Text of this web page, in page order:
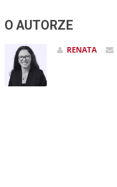
O AUTORZE
RENATA